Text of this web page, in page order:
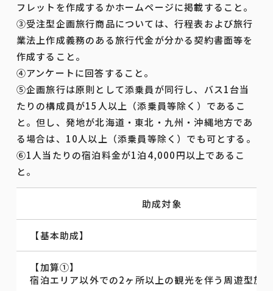
フレットを作成するかホームページに掲載すること。
③受注型企画旅⾏商品については、⾏程表および旅行
業法上作成義務のある旅行代金が分かる契約書面等を
作成すること。
④アンケートに回答すること。
⑤企画旅行は原則として添乗員が同行し、バス1台当
たりの構成員が15⼈以上（添乗員等除く）であるこ
と。但し、発地が北海道・東北・九州・沖縄地方であ
る場合は、10⼈以上（添乗員等除く）でも可とする。
⑥1人当たりの宿泊料金が1泊4,000円以上であるこ
と。
助成対象
【基本助成】
【加算①】
宿泊エリア以外での2ヶ所以上の観光を伴う周遊型旅